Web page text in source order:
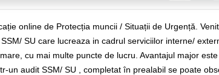
online de Protecția muncii / Situații de Urgență.
SU care lucreaza in cadrul serviciilor interne/
cu mai multe puncte de lucru. Avantajul major
un audit SSM/ SU , completat în prealabil se poate